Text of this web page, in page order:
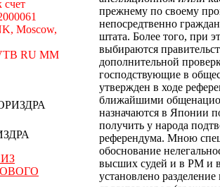
счет
Moscow,
RU MM
прежнему по своему
непосредтвенно
штата. Более того, при
выбираются
дополнительной
господствующие в
утвержден в ходе
ближайшими
назначаются в Японии
получить у народа
референдума. Мною
обоснование
высших судей и в РМ и
установлено